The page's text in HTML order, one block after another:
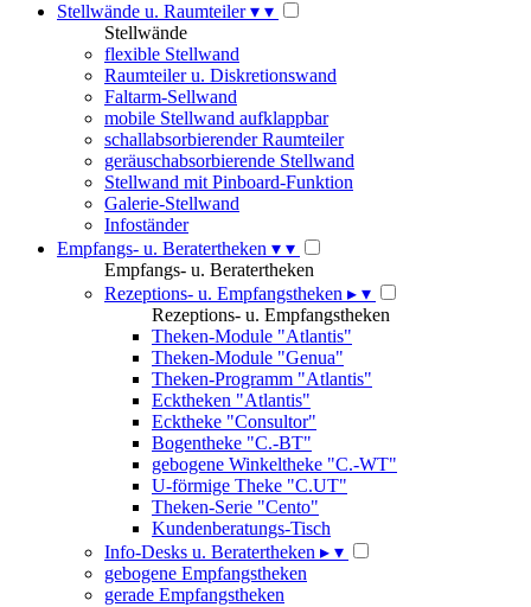
Stellwände u. Raumteiler▾ ▾
Stellwände
flexible Stellwand
Raumteiler u. Diskretionswand
Faltarm-Sellwand
mobile Stellwand aufklappbar
schallabsorbierender Raumteiler
geräuschabsorbierende Stellwand
Stellwand mit Pinboard-Funktion
Galerie-Stellwand
Infoständer
Empfangs- u. Beratertheken ▾ ▾
Empfangs- u. Beratertheken
Rezeptions- u. Empfangstheken ▸ ▾
Rezeptions- u. Empfangstheken
Theken-Module "Atlantis"
Theken-Module "Genua"
Theken-Programm "Atlantis"
Ecktheken "Atlantis"
Ecktheke "Consultor"
Bogentheke "C.-BT"
gebogene Winkeltheke "C.-WT"
U-förmige Theke "C.UT"
Theken-Serie "Cento"
Kundenberatungs-Tisch
Info-Desks u. Beratertheken ▸ ▾
gebogene Empfangstheken
gerade Empfangstheken